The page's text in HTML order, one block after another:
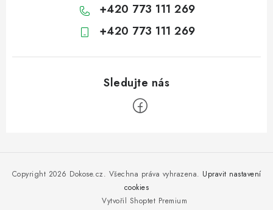
+420 773 111 269
+420 773 111 269
Vytvořil Shoptet Premium
Copyright 2026 Dokose.cz. Všechna práva vyhrazena. Upravit nastavení
cookies